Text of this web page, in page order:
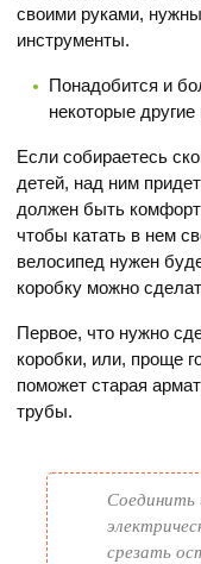
своими руками,
инструменты.
Понадобится и
некоторые
Если собираетесь
детей, над ним
должен быть
чтобы катать в нем
велосипед нужен
коробку можно
Первое, что нужно
коробки, или, проще
поможет старая
трубы.
срезать